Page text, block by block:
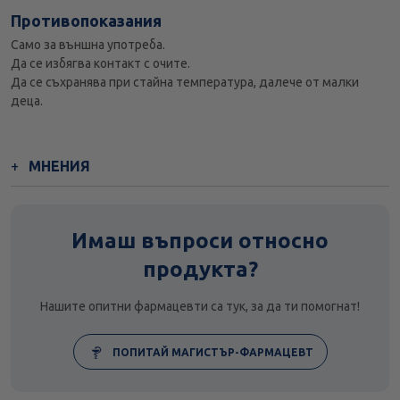
Противопоказания
Само за външна употреба.
Да се избягва контакт с очите.
Да се съхранява при стайна температура, далече от малки
деца.
МНЕНИЯ
Имаш въпроси относно
продукта?
Нашите опитни фармацевти са тук, за да ти помогнат!
ПОПИТАЙ МАГИСТЪР-ФАРМАЦЕВТ